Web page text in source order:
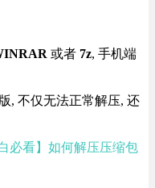
或者 7z, 手机端
, 不仅无法正常解压, 还
必看】如何解压压缩包